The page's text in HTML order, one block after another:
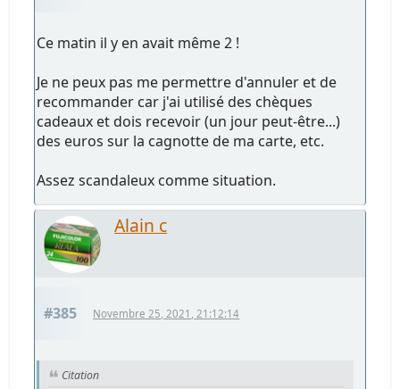
Ce matin il y en avait même 2 !
Je ne peux pas me permettre d'annuler et de
recommander car j'ai utilisé des chèques
cadeaux et dois recevoir (un jour peut-être...)
des euros sur la cagnotte de ma carte, etc.
Assez scandaleux comme situation.
Alain c
#385 Novembre 25, 2021, 21:12:14
Citation